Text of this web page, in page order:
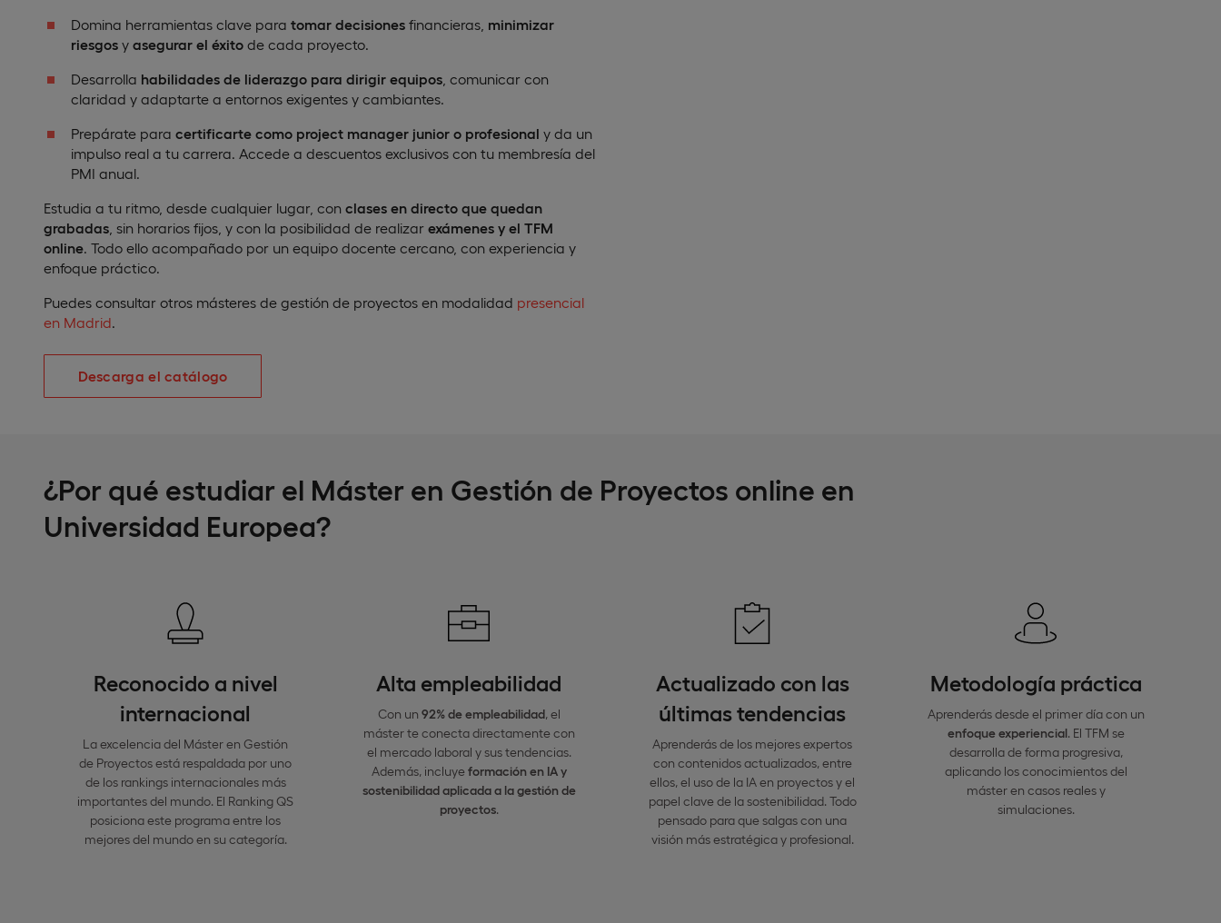
Domina herramientas clave para tomar decisiones financieras, minimizar
riesgos y asegurar el éxito de cada proyecto.
Desarrolla habilidades de liderazgo para dirigir equipos , comunicar con
claridad y adaptarte a entornos exigentes y cambiantes.
Prepárate para certificarte como project manager junior o profesional y da un
impulso real a tu carrera. Accede a descuentos exclusivos con tu membresía del
PMI anual.
Estudia a tu ritmo, desde cualquier lugar, con clases en directo que quedan
grabadas , sin horarios fijos, y con la posibilidad de realizar exámenes y el TFM
online. Todo ello acompañado por un equipo docente cercano, con experiencia y
enfoque práctico.
Puedes consultar otros másteres de gestión de proyectos en modalidad presencial
en Madrid.
Descarga el catálogo
¿Por qué estudiar el Máster en Gestión de Proyectos online en
Universidad Europea?
Reconocido a nivel
internacional
La excelencia del Máster en Gestión
de Proyectos está respaldada por uno
de los rankings internacionales más
importantes del mundo. El Ranking QS
posiciona este programa entre los
mejores del mundo en su categoría.
Alta empleabilidad
Con un 92% de empleabilidad, el
máster te conecta directamente con
el mercado laboral y sus tendencias.
Además, incluye formación en IA y
sostenibilidad aplicada a la gestión de
proyectos.
Actualizado con las
últimas tendencias
Aprenderás de los mejores expertos
con contenidos actualizados, entre
ellos, el uso de la IA en proyectos y el
papel clave de la sostenibilidad. Todo
pensado para que salgas con una
visión más estratégica y profesional.
Metodología práctica
Aprenderás desde el primer día con un
enfoque experiencial. El TFM se
desarrolla de forma progresiva,
aplicando los conocimientos del
máster en casos reales y
simulaciones.